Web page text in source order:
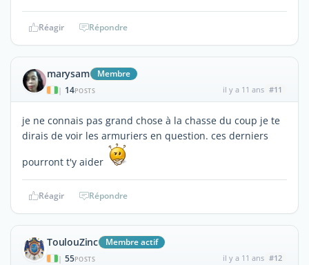
Réagir Répondre
marysam Membre
| 14POSTS il y a 11 ans #11
je ne connais pas grand chose à la chasse du coup je te
dirais de voir les armuriers en question. ces derniers
pourront t'y aider
Réagir Répondre
ToulouZinc Membre actif
| 55POSTS il y a 11 ans #12